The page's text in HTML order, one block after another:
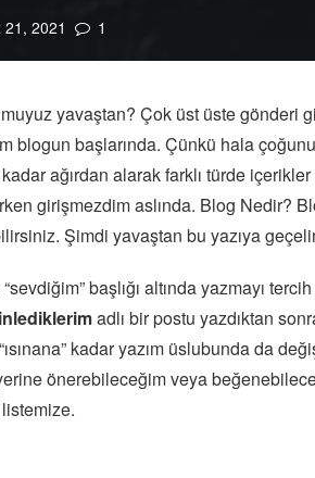
2021 1
muyuz yavaştan? Çok üst üste
blogun başlarında. Çünkü hala
ağırdan alarak farklı türde
girişmezdim aslında. Blog Nedir?
Şimdi yavaştan bu yazıya
“sevdiğim” başlığı altında yazmayı
adlı bir postu yazdıktan
kadar yazım üslubunda da
önerebileceğim veya